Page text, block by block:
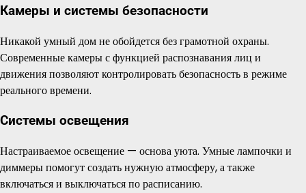
Камеры и системы безопасности
Никакой умный дом не обойдется без грамотной охраны.
Современные камеры с функцией распознавания лиц и
движения позволяют контролировать безопасность в режиме
реального времени.
Системы освещения
Настраиваемое освещение — основа уюта. Умные лампочки и
диммеры помогут создать нужную атмосферу, а также
включаться и выключаться по расписанию.